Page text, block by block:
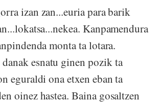
izan zan...euria para barik
Kanpamendura
monta ta lotara.
esnatu ginen pozik ta
eguraldi ona etxen eban ta
oinez hastea. Baina gosaltzen